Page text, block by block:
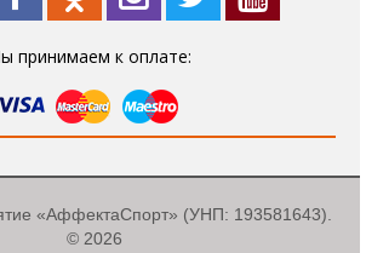
принимаем к оплате:
«АффектаСпорт» (УНП: 193581643).
© 2026